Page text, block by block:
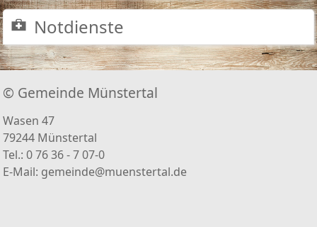
Notdienste
© Gemeinde Münstertal
Wasen 47
79244 Münstertal
Tel.: 0 76 36 - 7 07-0
E-Mail: gemeinde@muenstertal.de